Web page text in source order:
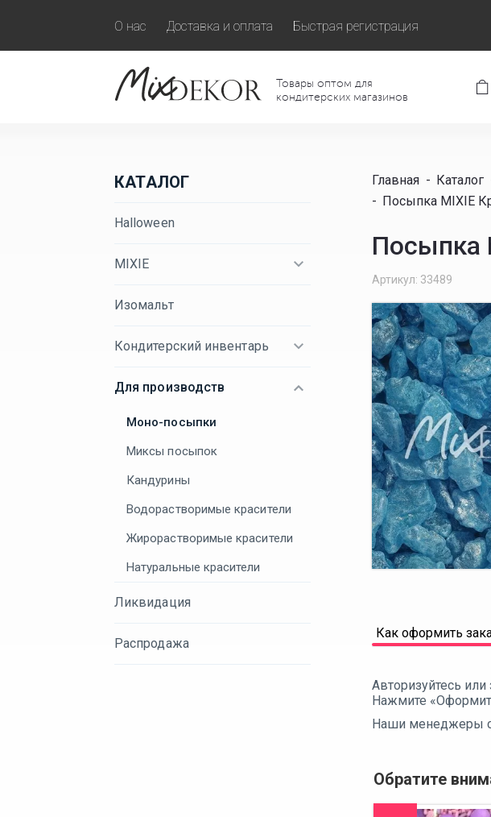
О нас Доставка и оплата Быстрая регистрация
Товары оптом для
кондитерских магазинов
КАТАЛОГ
Halloween
MIXIE
Изомальт
Кондитерский инвентарь
Для производств
Моно-посыпки
Миксы посыпок
Кандурины
Водорастворимые красители
Жирорастворимые красители
Натуральные красители
Ликвидация
Распродажа
Главная - Каталог
- Посыпка MIXIE
Посыпка
Артикул: 33489
Как оформить
Авторизуйтесь
Нажмите
Наши менеджеры
Обратите